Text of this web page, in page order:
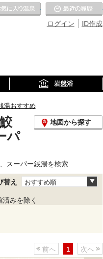
ID作成
ログイン
お気に入りの温泉
岩盤浴
湯おすすめ
パ
地図から探す
スーパー銭湯を検索
替え おすすめ順
済みを除く
前へ 1 次へ